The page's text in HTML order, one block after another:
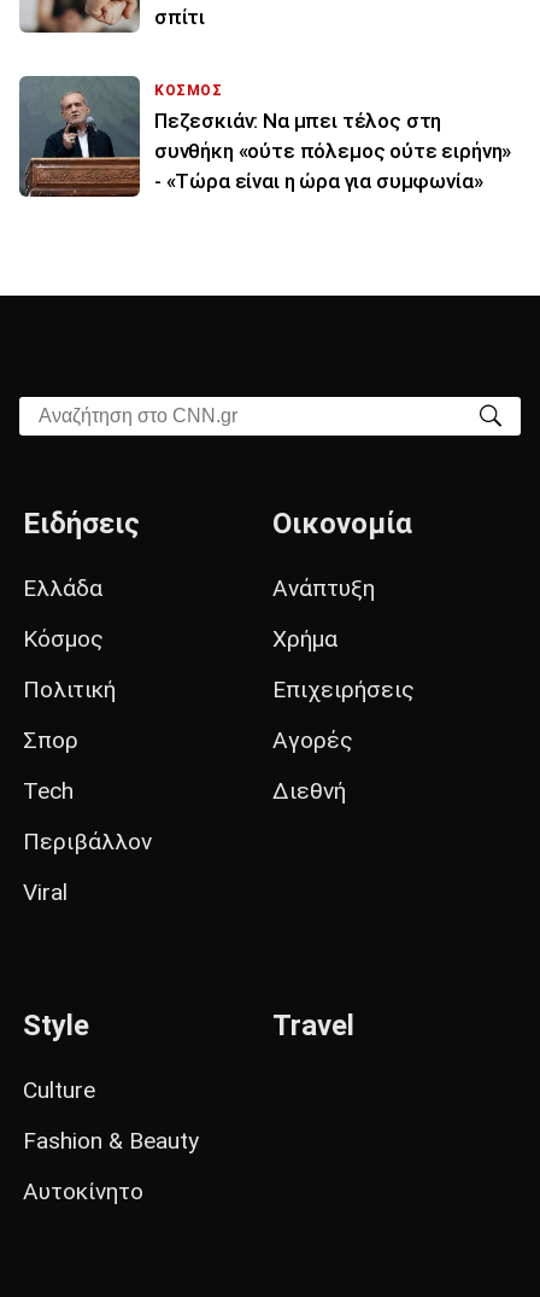
σπίτι
ΚΟΣΜΟΣ
Πεζεσκιάν: Να μπει τέλος στη
συνθήκη «ούτε πόλεμος ούτε ειρήνη»
- «Τώρα είναι η ώρα για συμφωνία»
Αναζήτηση στο CNN.gr
Ειδήσεις
Ελλάδα
Κόσμος
Πολιτική
Σπορ
Tech
Περιβάλλον
Viral
Οικονομία
Ανάπτυξη
Χρήμα
Επιχειρήσεις
Αγορές
Διεθνή
Style
Culture
Fashion & Beauty
Αυτοκίνητο
Travel